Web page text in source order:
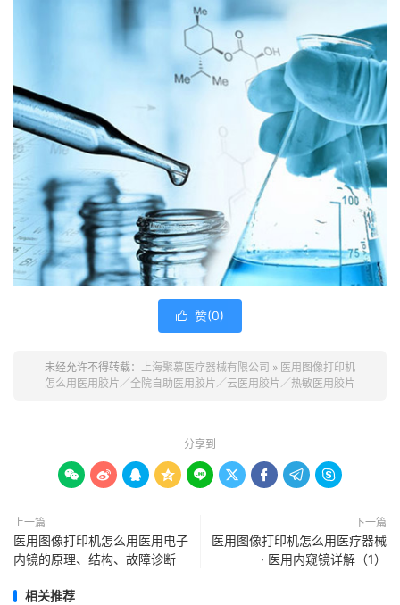
 赞(0)
未经允许不得转载： 上海聚慕医疗器械有限公司 » 医用图像打印机
怎么用医用胶片／全院自助医用胶片／云医用胶片／热敏医用胶片
分享到
        
上一篇
医用图像打印机怎么用医用电子
内镜的原理、结构、故障诊断
下一篇
医用图像打印机怎么用医疗器械
· 医用内窥镜详解（1）
相关推荐